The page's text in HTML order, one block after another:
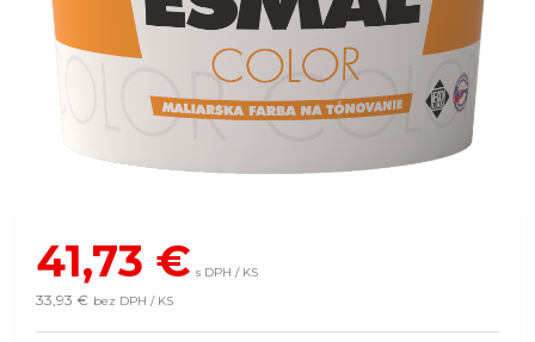
41,73 € s DPH / KS
33,93 € bez DPH / KS